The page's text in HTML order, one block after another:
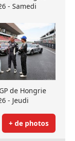
- Samedi
de Hongrie
- Jeudi
+ de photos